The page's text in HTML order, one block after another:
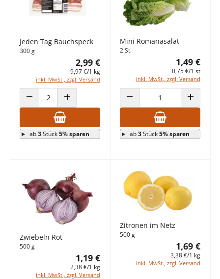
Jeden Tag Bauchspeck
300 g
2,99 €
9,97 €/1 kg
inkl. MwSt., zzgl. Versand
ANZAHL VERRINGERNANZAHL ERHÖHEN
ab3Stück5% sparen
Mini Romanasalat
2 St.
1,49 €
0,75 €/1 st
inkl. MwSt., zzgl. Versand
ANZAHL VERRINGERN ANZAHL
ab3Stück5% sparen
Zwiebeln Rot
500 g
1,19 €
2,38 €/1 kg
inkl. MwSt., zzgl. Versand
Zitronen im Netz
500 g
1,69 €
3,38 €/1 kg
inkl. MwSt., zzgl. Versand